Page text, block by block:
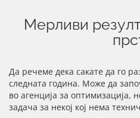
Мерливи
Да речеме дека сакате да го
следната година. Може да
во агенција за оптимизација,
задача за некој кој нема